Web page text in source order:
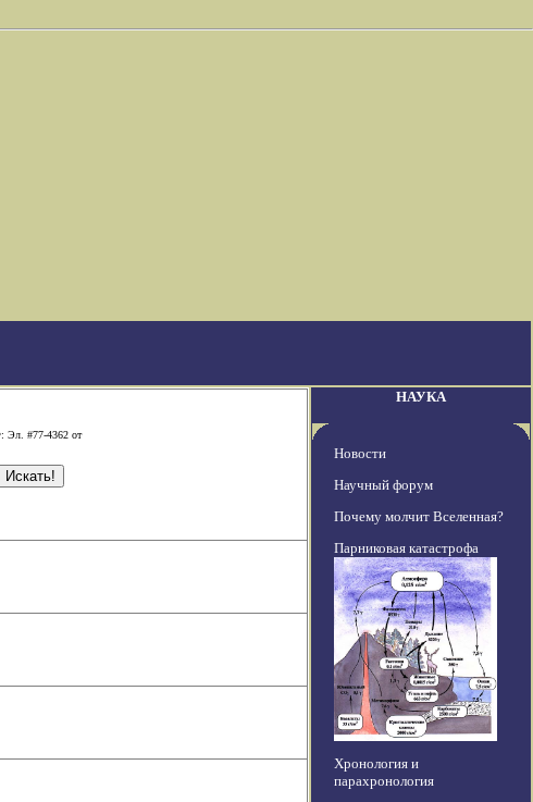
Эл. #77-4362 от
НАУКА
Новости
Научный форум
Почему молчит Вселенная?
Парниковая катастрофа
Хронология и
парахронология